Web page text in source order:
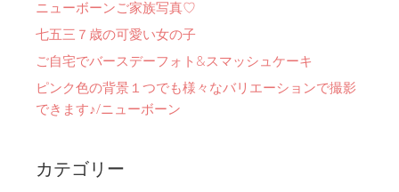
ニューボーンご家族写真♡
七五三７歳の可愛い女の子
ご自宅でバースデーフォト&スマッシュケーキ
ピンク色の背景１つでも様々なバリエーションで撮影
できます♪/ニューボーン
カテゴリー